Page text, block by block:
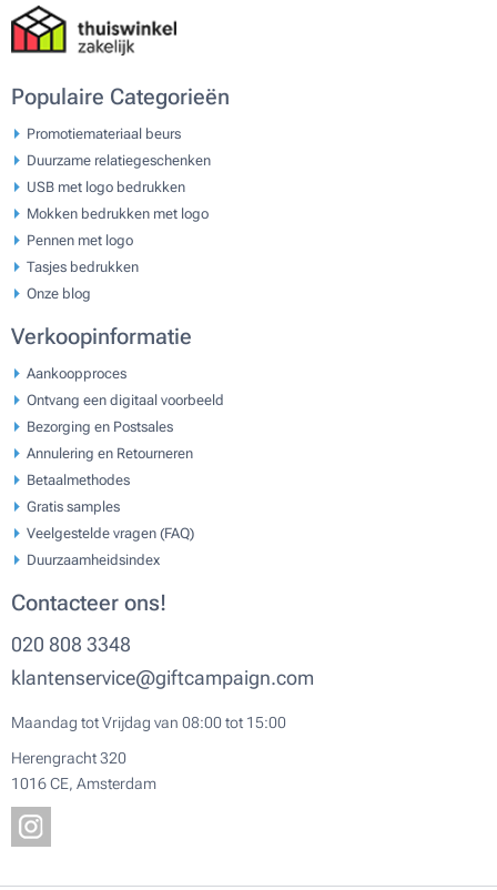
Populaire Categorieën
Promotiemateriaal beurs
Duurzame relatiegeschenken
USB met logo bedrukken
Mokken bedrukken met logo
Pennen met logo
Tasjes bedrukken
Onze blog
Verkoopinformatie
Aankoopproces
Ontvang een digitaal voorbeeld
Bezorging en Postsales
Annulering en Retourneren
Betaalmethodes
Gratis samples
Veelgestelde vragen (FAQ)
Duurzaamheidsindex
Contacteer ons!
020 808 3348
klantenservice@giftcampaign.com
Maandag tot Vrijdag van 08:00 tot 15:00
Herengracht 320
1016 CE, Amsterdam